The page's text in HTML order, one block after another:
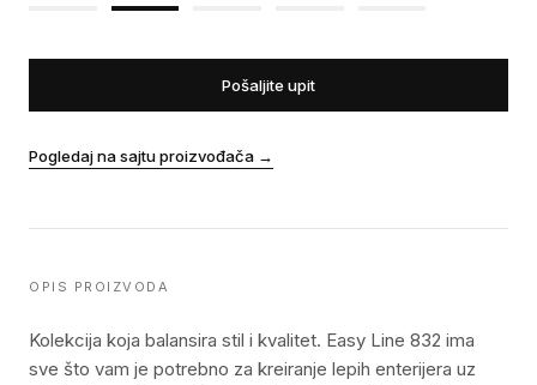
Pošaljite upit
Pogledaj na sajtu proizvođača →
OPIS PROIZVODA
Kolekcija koja balansira stil i kvalitet. Easy Line 832 ima
sve što vam je potrebno za kreiranje lepih enterijera uz